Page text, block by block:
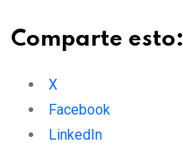
Comparte esto:
X
Facebook
LinkedIn